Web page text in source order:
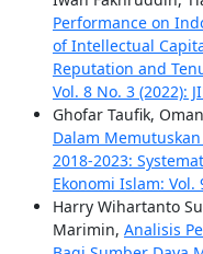
Performance on
of Intellectual
Reputation and
Vol. 8 No. 3 (2022):
Ghofar Taufik,
Dalam
2018-2023:
Ekonomi Islam: Vol.
Harry Wihartanto
Marimin, Analisis